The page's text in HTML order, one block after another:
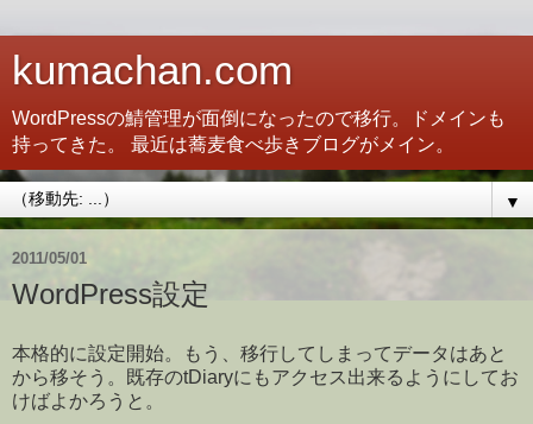
kumachan.com
WordPressの鯖管理が面倒になったので移行。ドメインも
持ってきた。 最近は蕎麦食べ歩きブログがメイン。
▼
2011/05/01
WordPress設定
本格的に設定開始。もう、移行してしまってデータはあと
から移そう。既存のtDiaryにもアクセス出来るようにしてお
けばよかろうと。